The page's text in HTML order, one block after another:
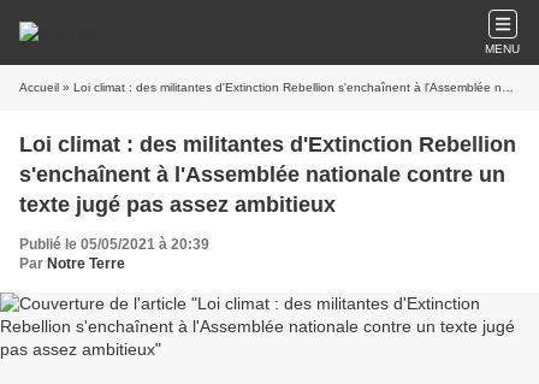
MENU
Accueil » Loi climat : des militantes d'Extinction Rebellion s'enchaînent à l'Assemblée nationale contre un texte jugé pas assez ambitieux
Loi climat : des militantes d'Extinction Rebellion
s'enchaînent à l'Assemblée nationale contre un
texte jugé pas assez ambitieux
Publié le 05/05/2021 à 20:39
Par Notre Terre